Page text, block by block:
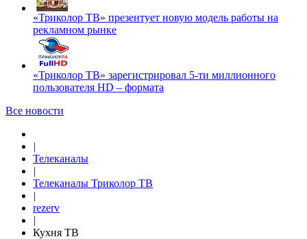
«Триколор ТВ» презентует новую модель работы на
рекламном рынке
«Триколор ТВ» зарегистрировал 5-ти миллионного
пользователя HD – формата
Все новости
|
Телеканалы
|
Телеканалы Триколор ТВ
|
rezerv
|
Кухня ТВ